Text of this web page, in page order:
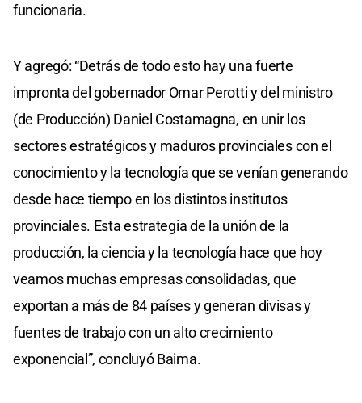
funcionaria.
Y agregó: “Detrás de todo esto hay una fuerte
impronta del gobernador Omar Perotti y del ministro
(de Producción) Daniel Costamagna, en unir los
sectores estratégicos y maduros provinciales con el
conocimiento y la tecnología que se venían generando
desde hace tiempo en los distintos institutos
provinciales. Esta estrategia de la unión de la
producción, la ciencia y la tecnología hace que hoy
veamos muchas empresas consolidadas, que
exportan a más de 84 países y generan divisas y
fuentes de trabajo con un alto crecimiento
exponencial”, concluyó Baima.